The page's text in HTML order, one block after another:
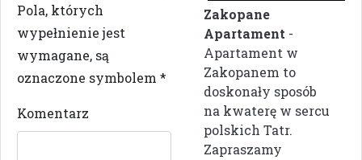
Pola, których
wypełnienie jest
wymagane, są
oznaczone symbolem *
Komentarz
Zakopane
Apartament -
Apartament w
Zakopanem to
doskonały sposób
na kwaterę w sercu
polskich Tatr.
Zapraszamy